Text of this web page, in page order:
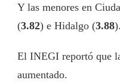
Y las menores en
(3.82) e Hidalgo (3.88).
El INEGI reportó que
aumentado.